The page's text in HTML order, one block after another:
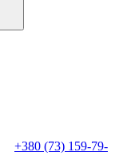
+380 (73) 159-79-